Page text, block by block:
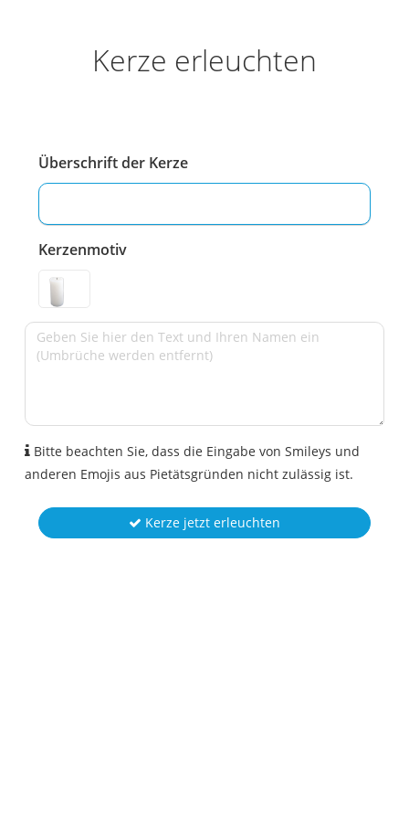
Kerze erleuchten
Überschrift der Kerze
Kerzenmotiv
Bitte beachten Sie, dass die Eingabe von Smileys und
anderen Emojis aus Pietätsgründen nicht zulässig ist.
Kerze jetzt erleuchten